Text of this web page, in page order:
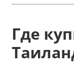
Где